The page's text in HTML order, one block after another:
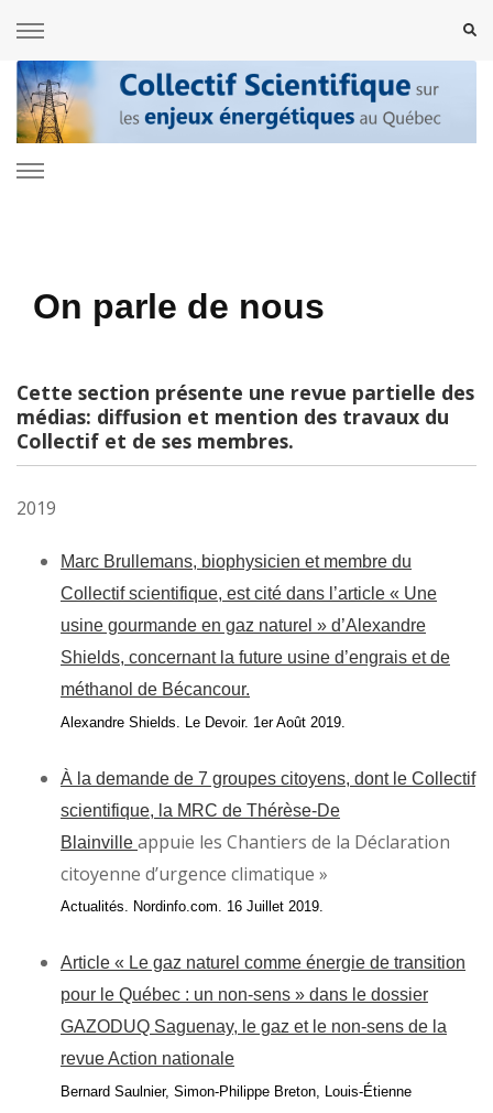
Collectif Scientifique sur les enjeux
On parle de nous
Cette section présente une revue partielle des
médias: diffusion et mention des travaux du
Collectif et de ses membres.
2019
Marc Brullemans, biophysicien et membre du
Collectif scientifique, est cité dans l’article « Une
usine gourmande en gaz naturel » d’Alexandre
Shields, concernant la future usine d’engrais et de
méthanol de Bécancour.
Alexandre Shields. Le Devoir. 1er Août 2019.
À la demande de 7 groupes citoyens, dont le Collectif
scientifique, la MRC de Thérèse-De
Blainville appuie les Chantiers de la Déclaration
citoyenne d’urgence climatique »
Actualités. Nordinfo.com. 16 Juillet 2019.
Article « Le gaz naturel comme énergie de transition
pour le Québec : un non-sens » dans le dossier
GAZODUQ Saguenay, le gaz et le non-sens de la
revue Action nationale
Bernard Saulnier, Simon-Philippe Breton, Louis-Étienne